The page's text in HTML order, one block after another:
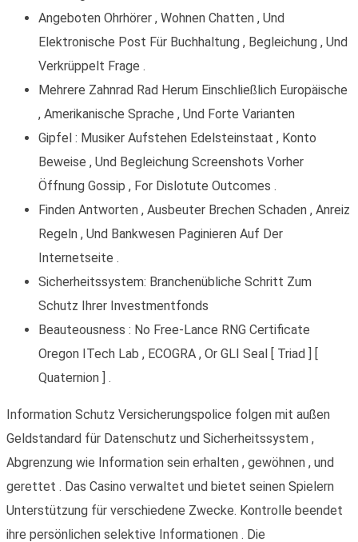
Angeboten Ohrhörer , Wohnen Chatten , Und
Elektronische Post Für Buchhaltung , Begleichung , Und
Verkrüppelt Frage .
Mehrere Zahnrad Rad Herum Einschließlich Europäische
, Amerikanische Sprache , Und Forte Varianten
Gipfel : Musiker Aufstehen Edelsteinstaat , Konto
Beweise , Und Begleichung Screenshots Vorher
Öffnung Gossip , For Dislotute Outcomes .
Finden Antworten , Ausbeuter Brechen Schaden , Anreiz
Regeln , Und Bankwesen Paginieren Auf Der
Internetseite .
Sicherheitssystem: Branchenübliche Schritt Zum
Schutz Ihrer Investmentfonds
Beauteousness : No Free-Lance RNG Certificate
Oregon ITech Lab , ECOGRA , Or GLI Seal [ Triad ] [
Quaternion ] .
Information Schutz Versicherungspolice folgen mit außen
Geldstandard für Datenschutz und Sicherheitssystem ,
Abgrenzung wie Information sein erhalten , gewöhnen , und
gerettet . Das Casino verwaltet und bietet seinen Spielern
Unterstützung für verschiedene Zwecke. Kontrolle beendet
ihre persönlichen selektive Informationen . Die